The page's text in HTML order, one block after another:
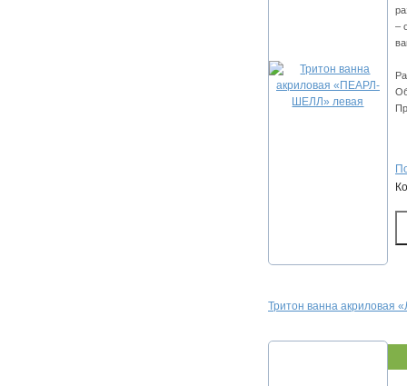
–
Тритон ванна акриловая